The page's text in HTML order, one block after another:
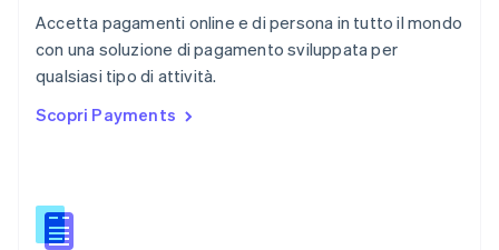
Accetta pagamenti online e di persona in tutto il mondo
con una soluzione di pagamento sviluppata per
qualsiasi tipo di attività.
Scopri Payments
English简体中文
Regno Unito
English
English
English
Slovacchia